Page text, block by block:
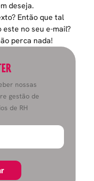
deseja.
Então que tal
no seu e-mail?
perca nada!
nossas
gestão de
de RH